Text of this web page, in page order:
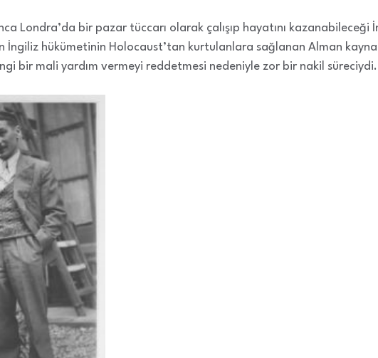
Londra’da bir pazar tüccarı olarak çalışıp hayatını kazanabileceği
İngiliz hükümetinin Holocaust’tan kurtulanlara sağlanan Alman
bir mali yardım vermeyi reddetmesi nedeniyle zor bir nakil süreciydi.